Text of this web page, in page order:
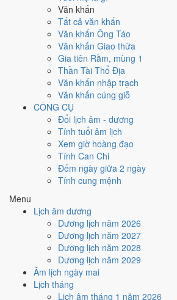
Văn khấn
Tất cả văn khấn
Văn khấn Ông Táo
Văn khấn Giao thừa
Gia tiên Rằm, mùng 1
Thần Tài Thổ Địa
Văn khấn nhập trạch
Văn khấn cúng giỗ
CÔNG CỤ
Đổi lịch âm - dương
Tính tuổi âm lịch
Xem giờ hoàng đạo
Tính Can Chi
Đếm ngày giữa 2 ngày
Tính cung mệnh
Menu
Lịch âm dương
Dương lịch năm 2026
Dương lịch năm 2027
Dương lịch năm 2028
Dương lịch năm 2029
Âm lịch ngày mai
Lịch tháng
Lịch âm tháng 1 năm 2026
Ngày 23/11/2026 đạt7.1/10
Cầu tài - khai vận tiền tài (9/10)
. Trực Mãn (ngày đầy đủ, viên mãn
nhưng gặp Sao Ngọc Đường hoàng đạo nên
nhau như bảng dưới.
Cưới hỏi - đính hôn
Trung bình
Cưới hỏi - đính hôn hôm nay ở
Ngày Hoàng Đạo
Cách tính ngày tốt
Khai trương - mở cửa hàng
Rất tốt
Khai trương - mở cửa hàng hôm nay ở
Trực Mãn và Ngày Hoàng Đạo
điểm.
Cách tính ngày tốt
Ký hợp đồng - giao ước
Tốt
Ký hợp đồng - giao ước hôm nay ở
Ngày Hoàng Đạo.
Cách tính ngày tốt
Động thổ - khởi công